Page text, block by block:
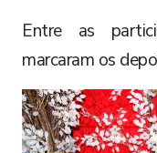
Entre as
marcaram os